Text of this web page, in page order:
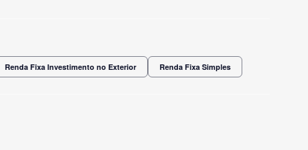
Renda Fixa Investimento no Exterior Renda Fixa Simples